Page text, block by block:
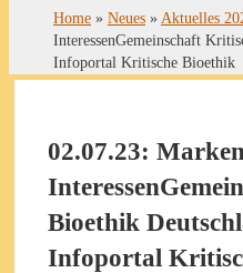
Home » Neues » Aktuelles
InteressenGemeinschaft
Infoportal Kritische Bioethik
02.07.23:
Bioethik
Infoportal